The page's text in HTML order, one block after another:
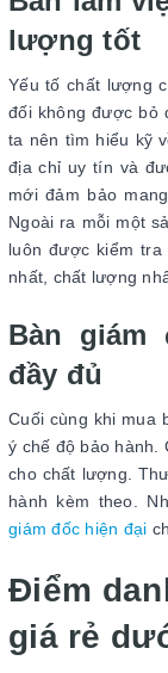
lượng tốt
Yếu tố chất lượng
đối không được bỏ
ta nên tìm hiểu kỹ
địa chỉ uy tín và
mới đảm bảo
Ngoài ra mỗi một
luôn được kiểm
nhất, chất lượng
Bàn giám
đầy đủ
Cuối cùng khi mua
ý chế độ bảo hành.
cho chất lượng.
hành kèm theo.
giám đốc hiện đại
Điểm
giá rẻ